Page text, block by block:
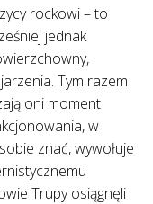
rockowi – to
jednak
Tym razem
oni moment
w
znać, wywołuje
Trupy osiągnęli